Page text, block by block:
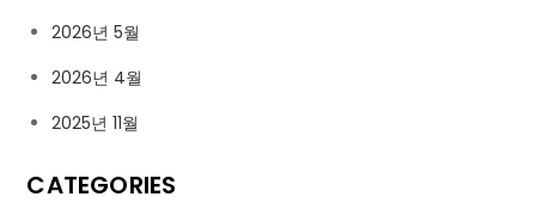
2026년 5월
2026년 4월
2025년 11월
CATEGORIES